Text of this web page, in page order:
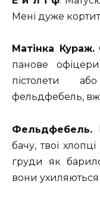
Мені дуже
Матінка Кураж.
панове
пістолети
фельдфебель,
Фельдфебель.
бачу, твої
груди як
вони ухиляються